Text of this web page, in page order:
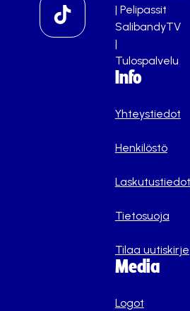
| Pelipassit
SalibandyTV
|
Tulospalvelu
Info
Yhteystiedot
Henkilöstö
Laskutustiedot
Tietosuoja
Tilaa uutiskirje
Media
Logot